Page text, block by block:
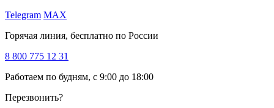
Telegram MAX
Горячая линия, бесплатно по России
8 800 775 12 31
Работаем по будням, с 9:00 до 18:00
Перезвонить?